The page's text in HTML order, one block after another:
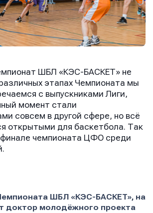
ШБЛ «КЭС-БАСКЕТ» не
этапах Чемпионата мы
с выпускниками Лиги,
момент стали
совсем в другой сфере, но всё
открытыми для баскетбола. Так
финале чемпионата ЦФО среди
ШБЛ «КЭС-БАСКЕТ», на
доктор молодёжного проекта